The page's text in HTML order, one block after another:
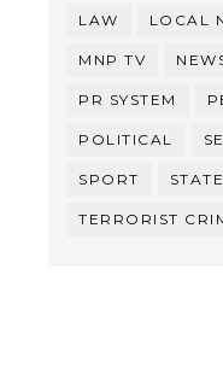
LAW LOCAL
MNP TV
PR SYSTEM
POLITICAL
SPORT
TERRORIST